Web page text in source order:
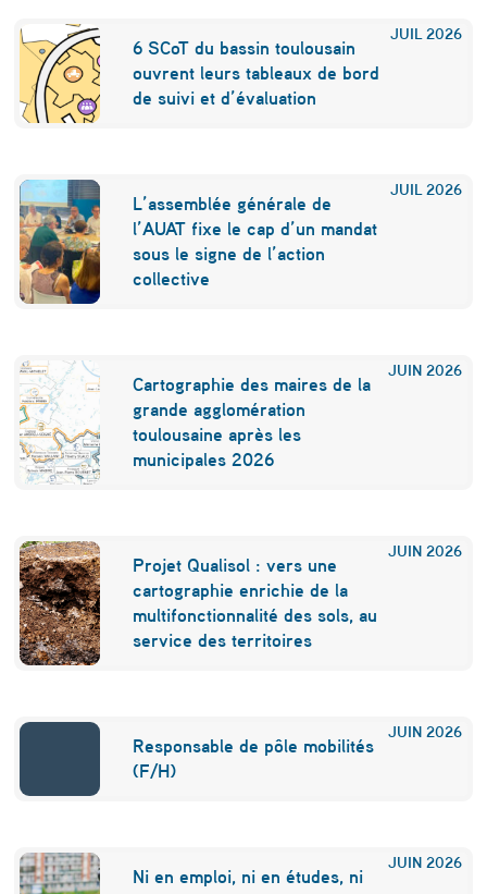
r
n
e
c
o
n
n
a
t
p
a
s
a
c
r
i
e
n
é
JUIL 2026
6 SCoT du bassin toulousain
ouvrent leurs tableaux de bord
de suivi et d’évaluation
JUIL 2026
L’assemblée générale de
l’AUAT fixe le cap d’un mandat
sous le signe de l’action
collective
JUIN 2026
Cartographie des maires de la
grande agglomération
toulousaine après les
municipales 2026
JUIN 2026
Projet Qualisol : vers une
cartographie enrichie de la
multifonctionnalité des sols, au
service des territoires
JUIN 2026
Responsable de pôle mobilités
(F/H)
JUIN 2026
Ni en emploi, ni en études, ni